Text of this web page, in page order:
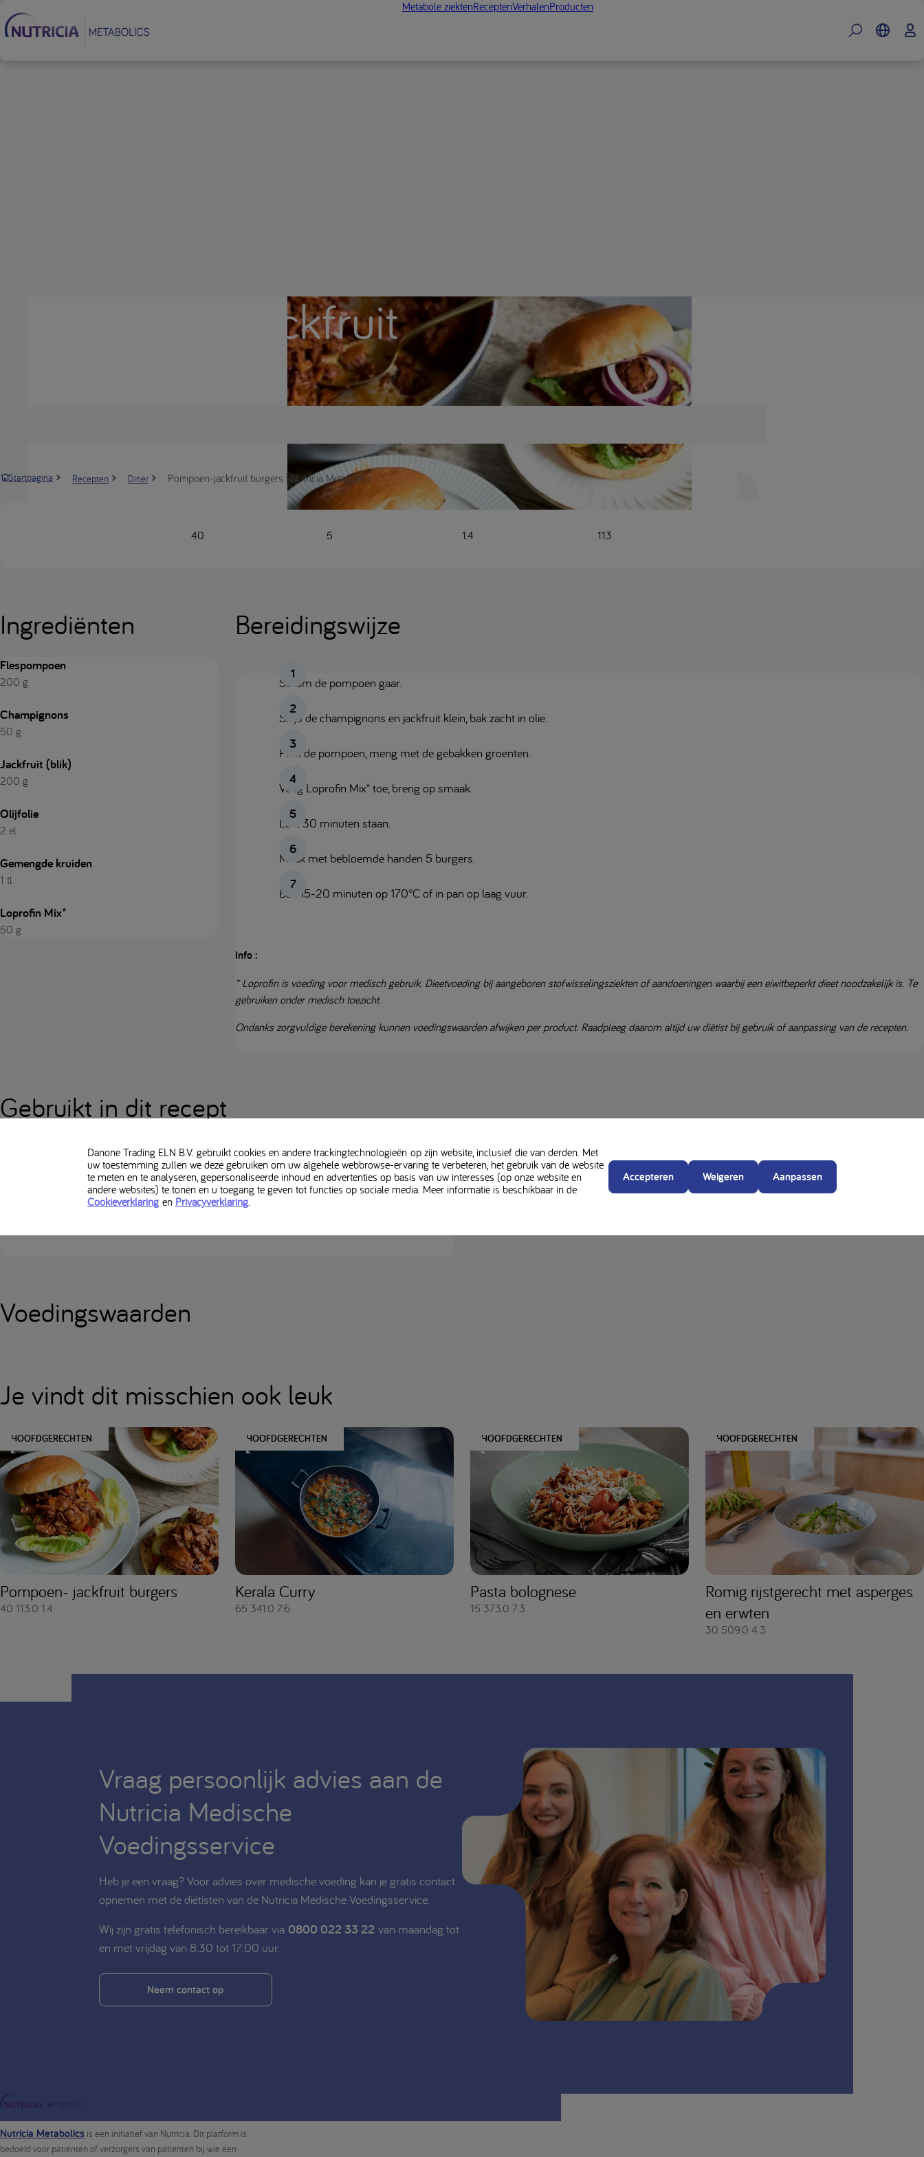
Metabole ziektenReceptenVerhalenProducten
Pompoen- jackfruit
Startpagina Recepten Diner Pompoen-jackfruit burgers | Nutricia Metabolics
40 5 1.4 113
Ingrediënten
Flespompoen
200 g
Champignons
50 g
Jackfruit (blik)
200 g
Olijfolie
2 el
Gemengde kruiden
1 tl
Loprofin Mix*
50 g
Bereidingswijze
Stoom de pompoen gaar.
Snijd de champignons en jackfruit klein, bak zacht in olie.
Prak de pompoen, meng met de gebakken groenten.
Voeg Loprofin Mix* toe, breng op smaak.
Laat 30 minuten staan.
Maak met bebloemde handen 5 burgers.
Bak 15-20 minuten op 170°C of in pan op laag vuur.
Info :
* Loprofin is voeding voor medisch gebruik. Dieetvoeding bij aangeboren stofwisselingsziekten of aandoeningen waarbij een eiwitbeperkt dieet noodzakelijk is. Te
gebruiken onder medisch toezicht.
Ondanks zorgvuldige berekening kunnen voedingswaarden afwijken per product. Raadpleeg daarom altijd uw diëtist bij gebruik of aanpassing van de recepten.
Gebruikt in dit recept
Loprofin Mix
Voedingswaarden
Je vindt dit misschien ook leuk
HOOFDGERECHTEN
Pompoen- jackfruit burgers
40 113.0 1.4
HOOFDGERECHTEN
Kerala Curry
65 341.0 7.6
HOOFDGERECHTEN
Pasta bolognese
15 373.0 7.3
HOOFDGERECHTEN
Romig rijstgerecht met asperges
en erwten
30 509.0 4.3
Vraag persoonlijk advies aan de
Nutricia Medische
Voedingsservice
Heb je een vraag? Voor advies over medische voeding kan je gratis contact
opnemen met de diëtisten van de Nutricia Medische Voedingsservice.
Wij zijn gratis telefonisch bereikbaar via 0800 022 33 22 van maandag tot
en met vrijdag van 8:30 tot 17:00 uur.
Neem contact op
Nutricia Metabolics is een initiatief van Nutricia. Dit platform is
bedoeld voor patiënten of verzorgers van patiënten bij wie een
Danone Trading ELN B.V. gebruikt cookies en andere trackingtechnologieën op zijn website, inclusief die van derden. Met
uw toestemming zullen we deze gebruiken om uw algehele webbrowse-ervaring te verbeteren, het gebruik van de website
te meten en te analyseren, gepersonaliseerde inhoud en advertenties op basis van uw interesses (op onze website en
andere websites) te tonen en u toegang te geven tot functies op sociale media. Meer informatie is beschikbaar in de
Cookieverklaringen Privacyverklaring.
Accepteren Weigeren Aanpassen